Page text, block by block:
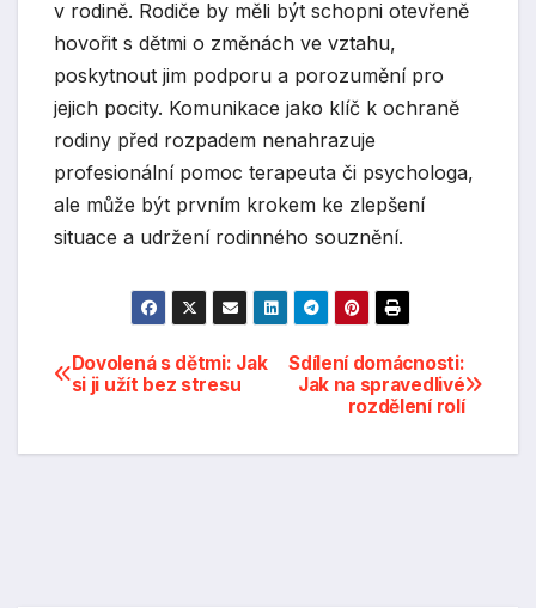
v rodině. Rodiče by měli být schopni otevřeně
hovořit s dětmi o změnách ve vztahu,
poskytnout jim podporu a porozumění pro
jejich pocity. Komunikace jako klíč k ochraně
rodiny před rozpadem nenahrazuje
profesionální pomoc terapeuta či psychologa,
ale může být prvním krokem ke zlepšení
situace a udržení rodinného souznění.
Navigace
Sdílení domácnosti:
Jak na spravedlivé
rozdělení rolí
Dovolená s dětmi: Jak
si ji užít bez stresu